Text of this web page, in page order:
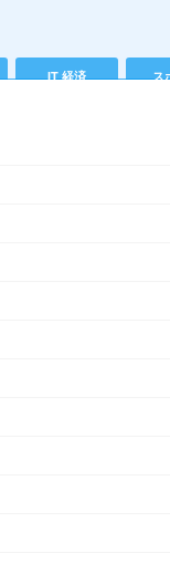
IT 経済 ス